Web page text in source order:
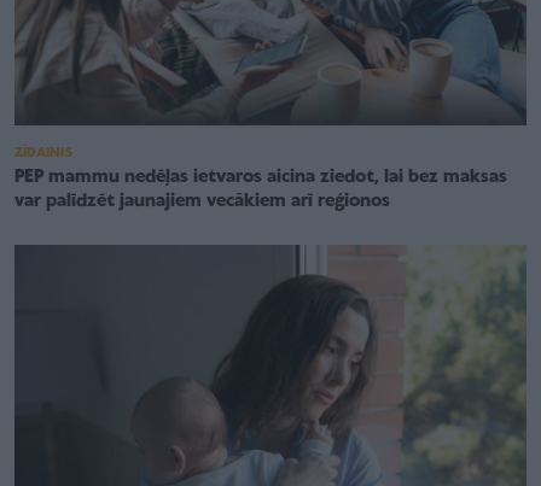
ZĪDAINIS
PEP mammu nedēļas ietvaros aicina ziedot, lai bez maksas
var palīdzēt jaunajiem vecākiem arī reģionos